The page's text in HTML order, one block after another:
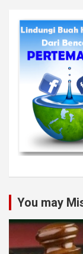
You may